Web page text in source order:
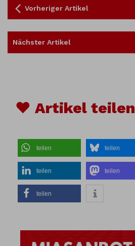
Vorheriger Artikel
Nächster Artikel
♥ Artikel teilen
teilen teilen
teilen teilen
teilen